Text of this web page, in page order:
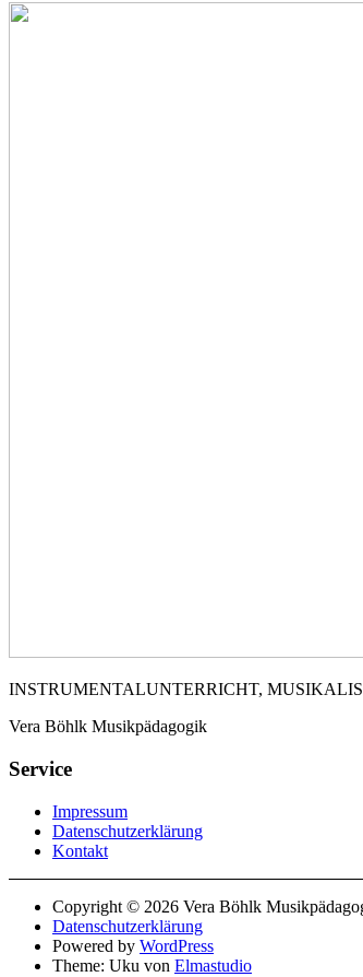
INSTRUMENTALUNTERRICHT,
Vera Böhlk Musikpädagogik
Service
Impressum
Datenschutzerklärung
Kontakt
Copyright © 2026 Vera Böhlk
Datenschutzerklärung
Powered by WordPress
Theme: Uku von Elmastudio